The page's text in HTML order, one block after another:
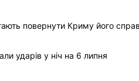
повернути Криму його
ударів у ніч на 6 липня